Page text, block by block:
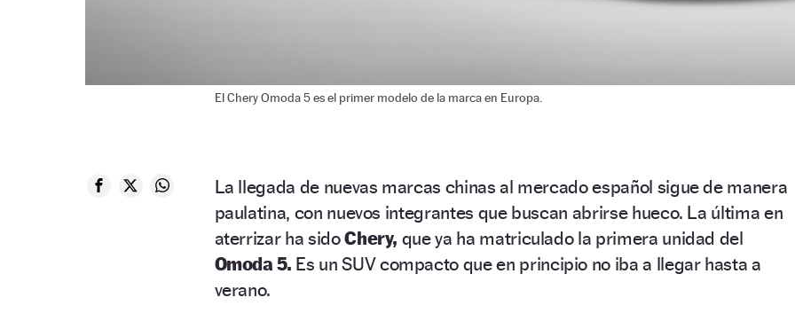
El Chery Omoda 5 es el primer modelo de la marca en Europa.
La llegada de nuevas marcas chinas al mercado español sigue de manera
paulatina, con nuevos integrantes que buscan abrirse hueco. La última en
aterrizar ha sidoChery, que ya ha matriculado la primera unidad del
Omoda 5. Es un SUV compacto que en principio no iba a llegar hasta a
verano.